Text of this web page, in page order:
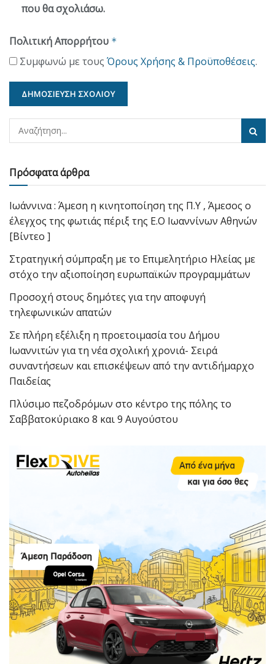
που θα σχολιάσω.
Πολιτική Απορρήτου *
Συμφωνώ με τους Όρους Χρήσης & Προϋποθέσεις.
Πρόσφατα άρθρα
Ιωάννινα : Άμεση η κινητοποίηση της Π.Υ , Άμεσος ο
έλεγχος της φωτιάς πέριξ της Ε.Ο Ιωαννίνων Αθηνών
[Βίντεο ]
Στρατηγική σύμπραξη με το Επιμελητήριο Ηλείας με
στόχο την αξιοποίηση ευρωπαϊκών προγραμμάτων
Προσοχή στους δημότες για την αποφυγή
τηλεφωνικών απατών
Σε πλήρη εξέλιξη η προετοιμασία του Δήμου
Ιωαννιτών για τη νέα σχολική χρονιά- Σειρά
συναντήσεων και επισκέψεων από την αντιδήμαρχο
Παιδείας
Πλύσιμο πεζοδρόμων στο κέντρο της πόλης το
Σαββατοκύριακο 8 και 9 Αυγούστου